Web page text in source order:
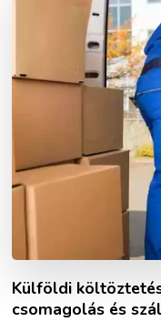
Külföldi
csomagolás és